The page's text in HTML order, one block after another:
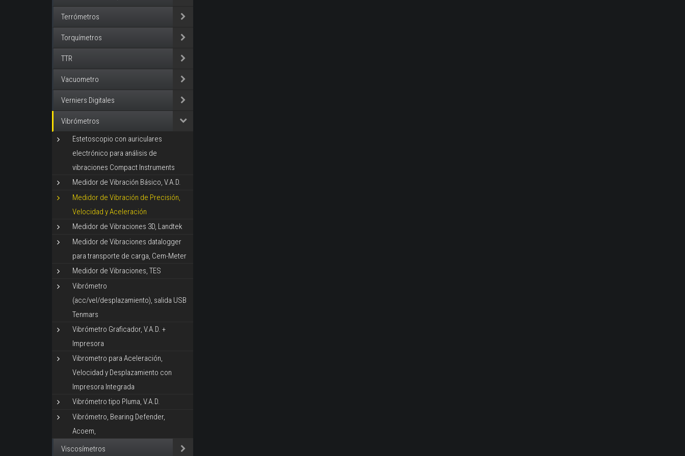
Terrómetros
Torquímetros
TTR
Vacuometro
Verniers Digitales
Vibrómetros
Estetoscopio con auriculares
electrónico para análisis de
vibraciones Compact Instruments
Medidor de Vibración Básico, V.A.D.
Medidor de Vibración de Precisión,
Velocidad y Aceleración
Medidor de Vibraciones 3D, Landtek
Medidor de Vibraciones datalogger
para transporte de carga, Cem-Meter
Medidor de Vibraciones, TES
Vibrómetro
(acc/vel/desplazamiento), salida USB
Tenmars
Vibrómetro Graficador, V.A.D. +
Impresora
Vibrometro para Aceleración,
Velocidad y Desplazamiento con
Impresora Integrada
Vibrómetro tipo Pluma, V.A.D.
Vibrómetro, Bearing Defender,
Acoem,
Viscosímetros